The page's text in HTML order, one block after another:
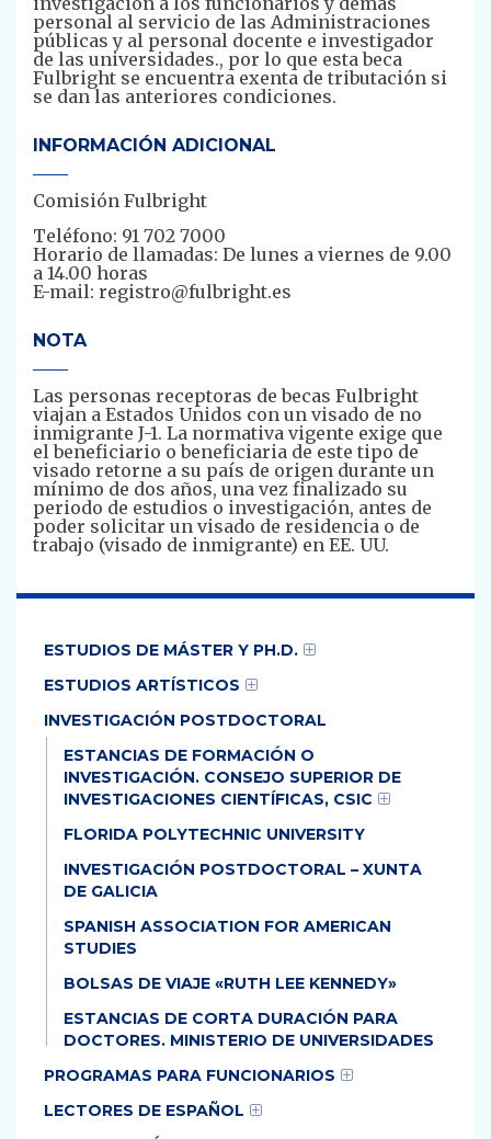
personal al servicio de las Administraciones
públicas y al personal docente e investigador
de las universidades., por lo que esta beca
Fulbright se encuentra exenta de tributación si
se dan las anteriores condiciones.
INFORMACIÓN ADICIONAL
Comisión Fulbright
Teléfono: 91 702 7000
Horario de llamadas: De lunes a viernes de 9.00
a 14.00 horas
E-mail: registro@fulbright.es
NOTA
Las personas receptoras de becas Fulbright
viajan a Estados Unidos con un visado de no
inmigrante J-1. La normativa vigente exige que
el beneficiario o beneficiaria de este tipo de
visado retorne a su país de origen durante un
mínimo de dos años, una vez finalizado su
periodo de estudios o investigación, antes de
poder solicitar un visado de residencia o de
trabajo (visado de inmigrante) en EE. UU.
ESTUDIOS DE MÁSTER Y PH.D.
ESTUDIOS ARTÍSTICOS
INVESTIGACIÓN POSTDOCTORAL
ESTANCIAS DE FORMACIÓN O
INVESTIGACIÓN. CONSEJO SUPERIOR DE
INVESTIGACIONES CIENTÍFICAS, CSIC
FLORIDA POLYTECHNIC UNIVERSITY
INVESTIGACIÓN POSTDOCTORAL – XUNTA
DE GALICIA
SPANISH ASSOCIATION FOR AMERICAN
STUDIES
BOLSAS DE VIAJE «RUTH LEE KENNEDY»
ESTANCIAS DE CORTA DURACIÓN PARA
DOCTORES. MINISTERIO DE UNIVERSIDADES
PROGRAMAS PARA FUNCIONARIOS
LECTORES DE ESPAÑOL